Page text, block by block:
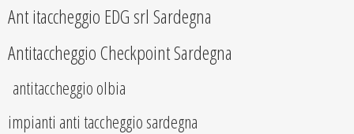
Ant itaccheggio EDG srl Sardegna
Antitaccheggio Checkpoint Sardegna
antitaccheggio olbia
impianti anti taccheggio sardegna